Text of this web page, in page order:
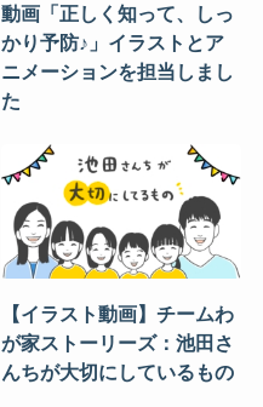
動画「正しく知って、しっ
かり予防♪」イラストとア
ニメーションを担当しまし
た
【イラスト動画】チームわ
が家ストーリーズ：池田さ
んちが大切にしているもの